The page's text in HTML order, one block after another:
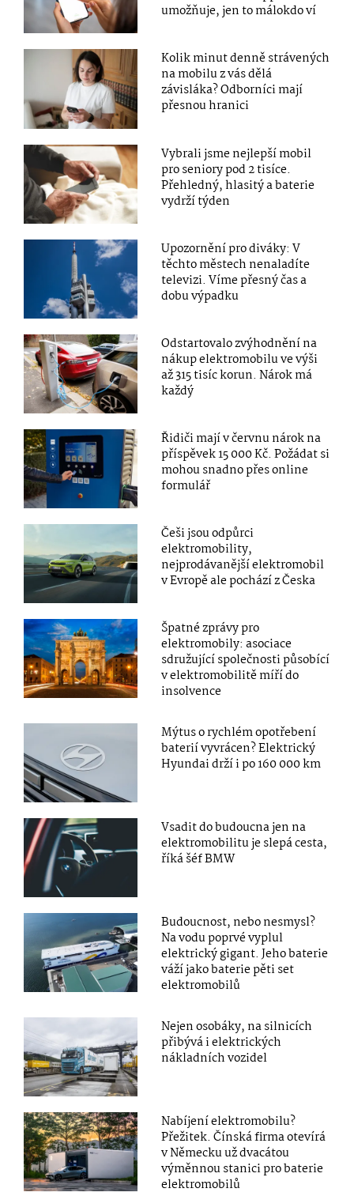
umožňuje, jen to málokdo ví
Kolik minut denně strávených
na mobilu z vás dělá
závisláka? Odborníci mají
přesnou hranici
Vybrali jsme nejlepší mobil
pro seniory pod 2 tisíce.
Přehledný, hlasitý a baterie
vydrží týden
Upozornění pro diváky: V
těchto městech nenaladíte
televizi. Víme přesný čas a
dobu výpadku
Odstartovalo zvýhodnění na
nákup elektromobilu ve výši
až 315 tisíc korun. Nárok má
každý
Řidiči mají v červnu nárok na
příspěvek 15 000 Kč. Požádat si
mohou snadno přes online
formulář
Češi jsou odpůrci
elektromobility,
nejprodávanější elektromobil
v Evropě ale pochází z Česka
Špatné zprávy pro
elektromobily: asociace
sdružující společnosti působící
v elektromobilitě míří do
insolvence
Mýtus o rychlém opotřebení
baterií vyvrácen? Elektrický
Hyundai drží i po 160 000 km
Vsadit do budoucna jen na
elektromobilitu je slepá cesta,
říká šéf BMW
Budoucnost, nebo nesmysl?
Na vodu poprvé vyplul
elektrický gigant. Jeho baterie
váží jako baterie pěti set
elektromobilů
Nejen osobáky, na silnicích
přibývá i elektrických
nákladních vozidel
Nabíjení elektromobilu?
Přežitek. Čínská firma otevírá
v Německu už dvacátou
výměnnou stanici pro baterie
elektromobilů